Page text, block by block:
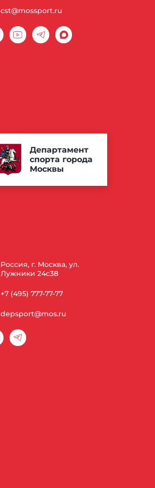
cst@mossport.ru
Департамент
спорта города
Москвы
Россия, г. Москва, ул.
Лужники 24с38
+7 (495) 777-77-77
depsport@mos.ru